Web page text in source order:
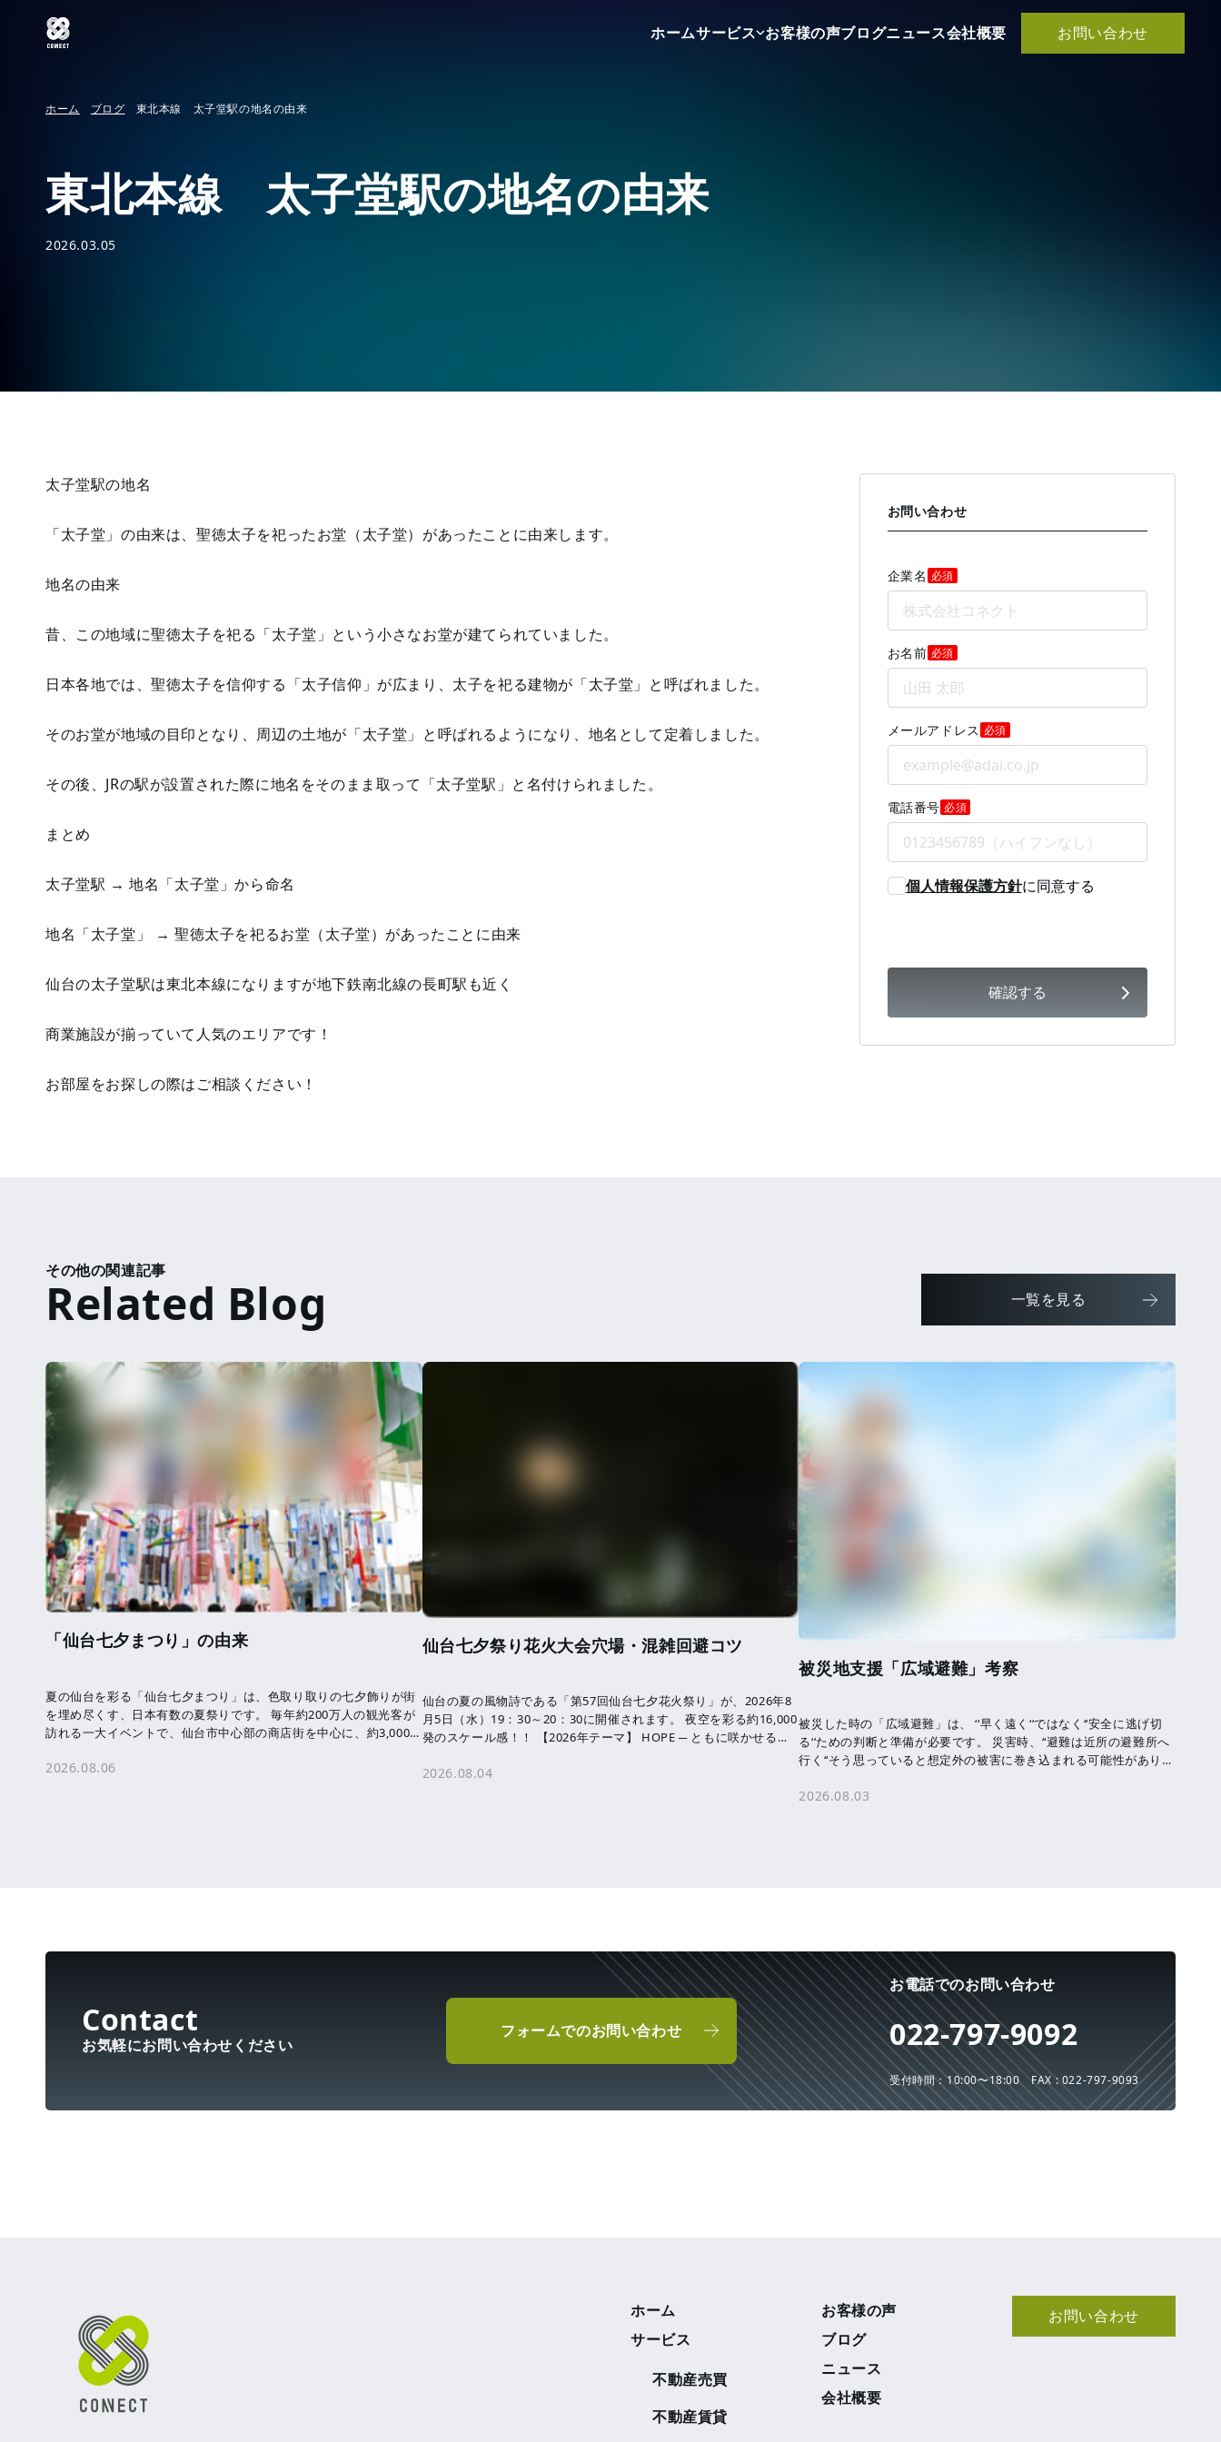
ホームサービス お客様の声ブログニュース会社概要 お問い合わせ
ホーム ブログ 東北本線 太子堂駅の地名の由来
東北本線 太子堂駅の地名の由来
2026.03.05
太子堂駅の地名
「太子堂」の由来は、聖徳太子を祀ったお堂（太子堂）があったことに由来します。
地名の由来
昔、この地域に聖徳太子を祀る「太子堂」という小さなお堂が建てられていました。
日本各地では、聖徳太子を信仰する「太子信仰」が広まり、太子を祀る建物が「太子堂」と呼ばれました。
そのお堂が地域の目印となり、周辺の土地が「太子堂」と呼ばれるようになり、地名として定着しました。
その後、JRの駅が設置された際に地名をそのまま取って「太子堂駅」と名付けられました。
まとめ
太子堂駅 → 地名「太子堂」から命名
地名「太子堂」 → 聖徳太子を祀るお堂（太子堂）があったことに由来
仙台の太子堂駅は東北本線になりますが地下鉄南北線の長町駅も近く
商業施設が揃っていて人気のエリアです！
お部屋をお探しの際はご相談ください！
お問い合わせ
企業名 必須
お名前 必須
メールアドレス 必須
電話番号 必須
個人情報保護方針に同意する
確認する
その他の関連記事
一覧を見る
「仙台七夕まつり」の由来
夏の仙台を彩る「仙台七夕まつり」は、色取り取りの七夕飾りが街
を埋め尽くす、日本有数の夏祭りです。 毎年約200万人の観光客が
訪れる一大イベントで、仙台市中心部の商店街を中心に、約3,000
2026.08.06
仙台七夕祭り花火大会穴場・混雑回避コツ
仙台の夏の風物詩である「第57回仙台七夕花火祭り」が、2026年8
月5日（水）19：30～20：30に開催されます。 夜空を彩る約16,000
発のスケール感！！ 【2026年テーマ】 HOPE ─ ともに咲かせる、
2026.08.04
被災地支援「広域避難」考察
被災した時の「広域避難」は、 ‘‘早く遠く‘‘ではなく‘‘安全に逃げ切
る‘‘ための判断と準備が必要です。 災害時、‘‘避難は近所の避難所へ
行く‘‘そう思っていると想定外の被害に巻き込まれる可能性がありま
2026.08.03
お気軽にお問い合わせください
フォームでのお問い合わせ
お電話でのお問い合わせ
022-797-9092
受付時間：10:00〜18:00FAX : 022-797-9093
ホーム
サービス
不動産売買
不動産賃貸
お客様の声
ブログ
ニュース
会社概要
お問い合わせ